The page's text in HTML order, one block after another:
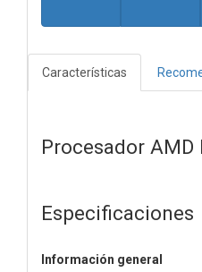
Características
Procesador AMD
Especificaciones
Información general